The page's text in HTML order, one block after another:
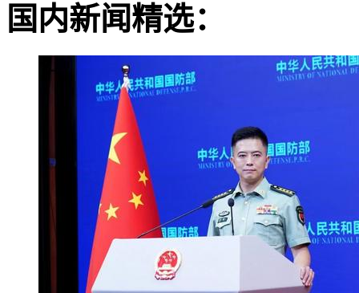
国内新闻精选：